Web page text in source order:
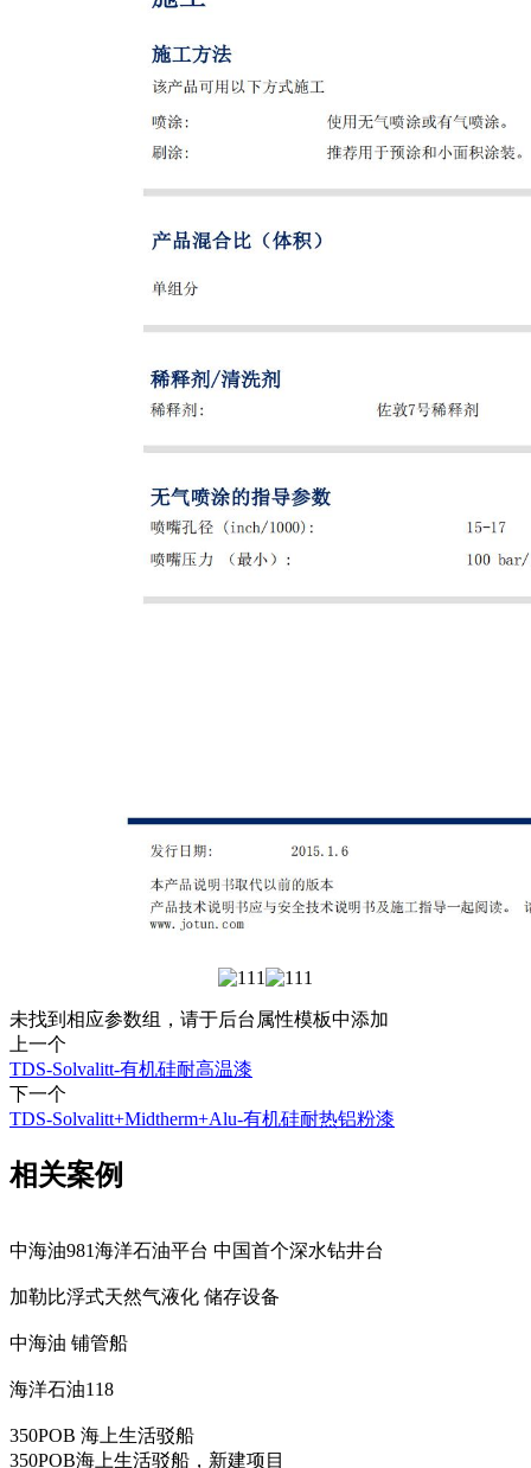
未找到相应参数组，请于后台属性模板中添加
上一个
TDS-Solvalitt-有机硅耐高温漆
下一个
TDS-Solvalitt+Midtherm+Alu-有机硅耐热铝粉漆
相关案例
中海油981海洋石油平台 中国首个深水钻井台
加勒比浮式天然气液化 储存设备
中海油 铺管船
海洋石油118
350POB 海上生活驳船
350POB海上生活驳船，新建项目